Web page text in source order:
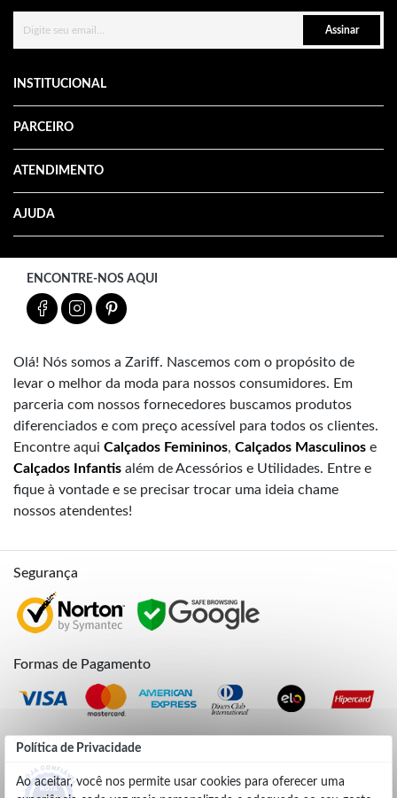
Política de Privacidade
Ao aceitar, você nos permite usar cookies para oferecer uma
Assinar
INSTITUCIONAL
PARCEIRO
ATENDIMENTO
AJUDA
ENCONTRE-NOS AQUI
Olá! Nós somos a Zariff. Nascemos com o propósito de
levar o melhor da moda para nossos consumidores. Em
parceria com nossos fornecedores buscamos produtos
diferenciados e com preço acessível para todos os clientes.
Encontre aqui Calçados Femininos, Calçados Masculinos e
Calçados Infantis além de Acessórios e Utilidades. Entre e
fique à vontade e se precisar trocar uma ideia chame
nossos atendentes!
Segurança
Formas de Pagamento
Credibilidade